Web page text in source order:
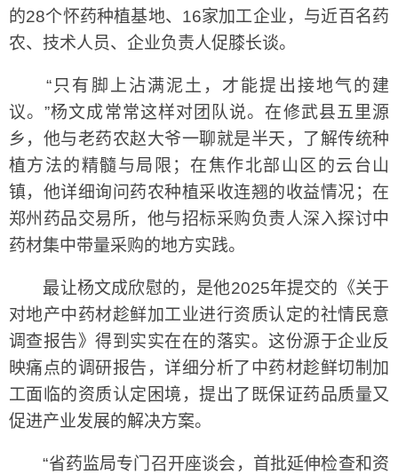
的28个怀药种植基地、16家加工企业，与近百名药
农、技术人员、企业负责人促膝长谈。
“只有脚上沾满泥土，才能提出接地气的建
议。”杨文成常常这样对团队说。在修武县五里源
乡，他与老药农赵大爷一聊就是半天，了解传统种
植方法的精髓与局限；在焦作北部山区的云台山
镇，他详细询问药农种植采收连翘的收益情况；在
郑州药品交易所，他与招标采购负责人深入探讨中
药材集中带量采购的地方实践。
最让杨文成欣慰的，是他2025年提交的《关于
对地产中药材趁鲜加工业进行资质认定的社情民意
调查报告》得到实实在在的落实。这份源于企业反
映痛点的调研报告，详细分析了中药材趁鲜切制加
工面临的资质认定困境，提出了既保证药品质量又
促进产业发展的解决方案。
“省药监局专门召开座谈会，首批延伸检查和资